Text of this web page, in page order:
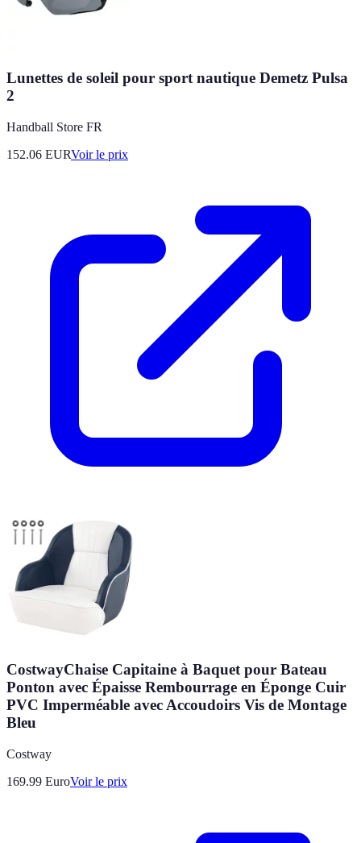
Lunettes de soleil pour sport nautique Demetz Pulsa
2
Handball Store FR
152.06 EURVoir le prix
CostwayChaise Capitaine à Baquet pour Bateau
Ponton avec Épaisse Rembourrage en Éponge Cuir
PVC Imperméable avec Accoudoirs Vis de Montage
Bleu
Costway
169.99 EuroVoir le prix